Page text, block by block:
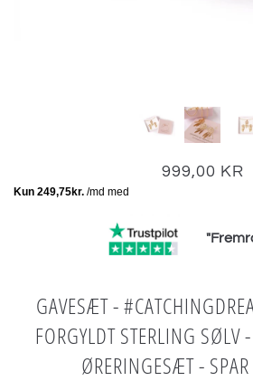
999,00 KR
GAVESÆT -
FORGYLDT STERLING SØLV
ØRERINGESÆT -